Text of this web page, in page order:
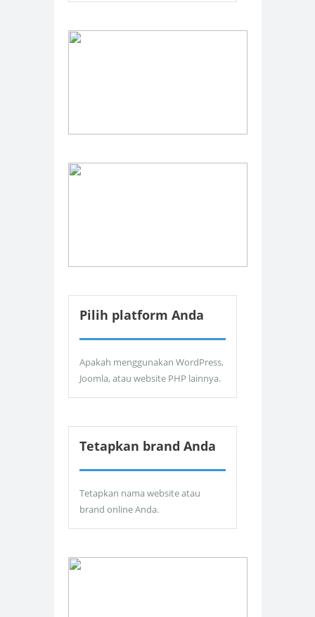
Pilih platform Anda
Apakah menggunakan WordPress,
Joomla, atau website PHP lainnya.
Tetapkan brand Anda
Tetapkan nama website atau
brand online Anda.